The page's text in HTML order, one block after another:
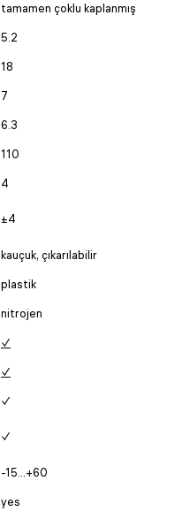
tamamen çoklu kaplanmış
5.2
18
7
6.3
110
4
±4
kauçuk, çıkarılabilir
plastik
nitrojen
✓
✓
✓
✓
-15...+60
yes